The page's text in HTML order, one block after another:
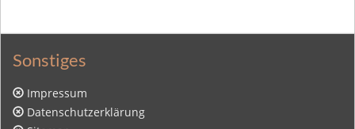
Sonstiges
Impressum
Datenschutzerklärung